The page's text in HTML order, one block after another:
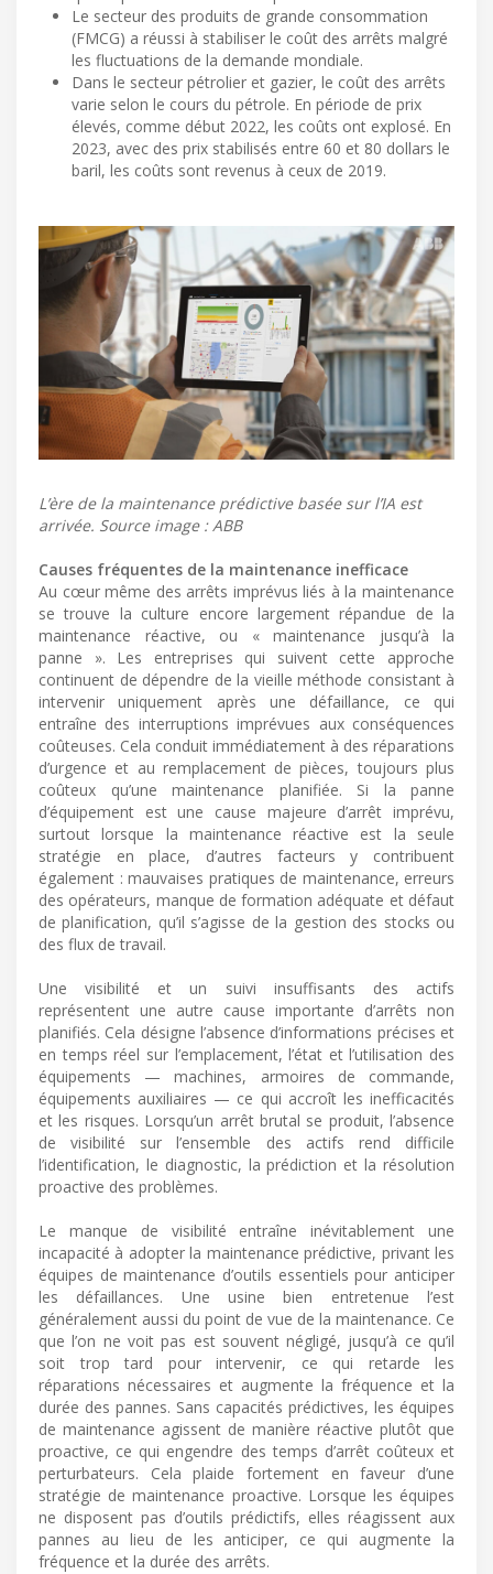
Le secteur des produits de grande consommation
(FMCG) a réussi à stabiliser le coût des arrêts malgré
les fluctuations de la demande mondiale.
Dans le secteur pétrolier et gazier, le coût des arrêts
varie selon le cours du pétrole. En période de prix
élevés, comme début 2022, les coûts ont explosé. En
2023, avec des prix stabilisés entre 60 et 80 dollars le
baril, les coûts sont revenus à ceux de 2019.
L’ère de la maintenance prédictive basée sur l’IA est
arrivée. Source image : ABB
Causes fréquentes de la maintenance inefficace
Au cœur même des arrêts imprévus liés à la maintenance
se trouve la culture encore largement répandue de la
maintenance réactive, ou « maintenance jusqu’à la
panne ». Les entreprises qui suivent cette approche
continuent de dépendre de la vieille méthode consistant à
intervenir uniquement après une défaillance, ce qui
entraîne des interruptions imprévues aux conséquences
coûteuses. Cela conduit immédiatement à des réparations
d’urgence et au remplacement de pièces, toujours plus
coûteux qu’une maintenance planifiée. Si la panne
d’équipement est une cause majeure d’arrêt imprévu,
surtout lorsque la maintenance réactive est la seule
stratégie en place, d’autres facteurs y contribuent
également : mauvaises pratiques de maintenance, erreurs
des opérateurs, manque de formation adéquate et défaut
de planification, qu’il s’agisse de la gestion des stocks ou
des flux de travail.
Une visibilité et un suivi insuffisants des actifs
représentent une autre cause importante d’arrêts non
planifiés. Cela désigne l’absence d’informations précises et
en temps réel sur l’emplacement, l’état et l’utilisation des
équipements — machines, armoires de commande,
équipements auxiliaires — ce qui accroît les inefficacités
et les risques. Lorsqu’un arrêt brutal se produit, l’absence
de visibilité sur l’ensemble des actifs rend difficile
l’identification, le diagnostic, la prédiction et la résolution
proactive des problèmes.
Le manque de visibilité entraîne inévitablement une
incapacité à adopter la maintenance prédictive, privant les
équipes de maintenance d’outils essentiels pour anticiper
les défaillances. Une usine bien entretenue l’est
généralement aussi du point de vue de la maintenance. Ce
que l’on ne voit pas est souvent négligé, jusqu’à ce qu’il
soit trop tard pour intervenir, ce qui retarde les
réparations nécessaires et augmente la fréquence et la
durée des pannes. Sans capacités prédictives, les équipes
de maintenance agissent de manière réactive plutôt que
proactive, ce qui engendre des temps d’arrêt coûteux et
perturbateurs. Cela plaide fortement en faveur d’une
stratégie de maintenance proactive. Lorsque les équipes
ne disposent pas d’outils prédictifs, elles réagissent aux
pannes au lieu de les anticiper, ce qui augmente la
fréquence et la durée des arrêts.